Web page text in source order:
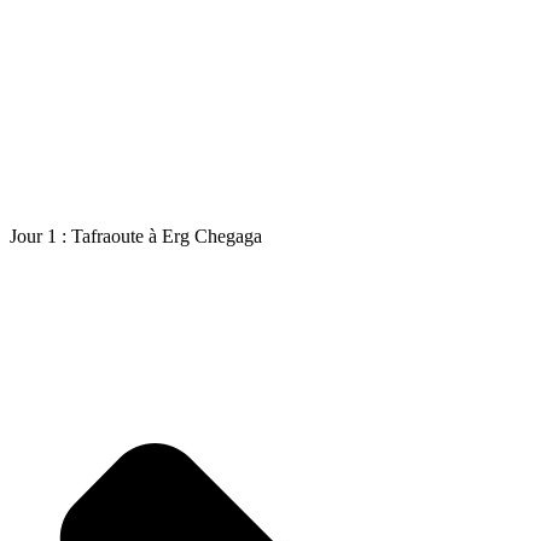
Jour 1 : Tafraoute à Erg Chegaga